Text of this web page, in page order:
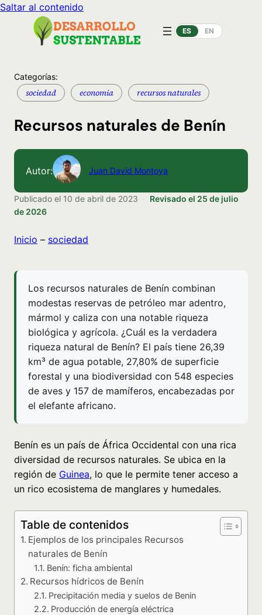
Saltar al contenido
ES EN
Categorías:
sociedad economia recursos naturales
Recursos naturales de Benín
Autor: Juan David Montoya
Publicado el 10 de abril de 2023 · Revisado el 25 de julio
de 2026
Inicio – sociedad
Los recursos naturales de Benín combinan
modestas reservas de petróleo mar adentro,
mármol y caliza con una notable riqueza
biológica y agrícola. ¿Cuál es la verdadera
riqueza natural de Benín? El país tiene 26,39
km³ de agua potable, 27,80% de superficie
forestal y una biodiversidad con 548 especies
de aves y 157 de mamíferos, encabezadas por
el elefante africano.
Benín es un país de África Occidental con una rica
diversidad de recursos naturales. Se ubica en la
región de Guinea, lo que le permite tener acceso a
un rico ecosistema de manglares y humedales.
Table de contenidos
Ejemplos de los principales Recursos
naturales de Benín
Benín: ficha ambiental
Recursos hídricos de Benín
Precipitación media y suelos de Benin
Producción de energía eléctrica